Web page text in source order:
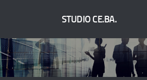
STUDIO CE.BA.